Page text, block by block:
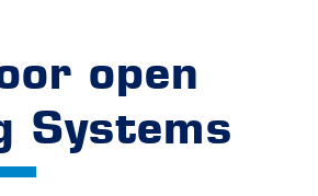
open
Systems